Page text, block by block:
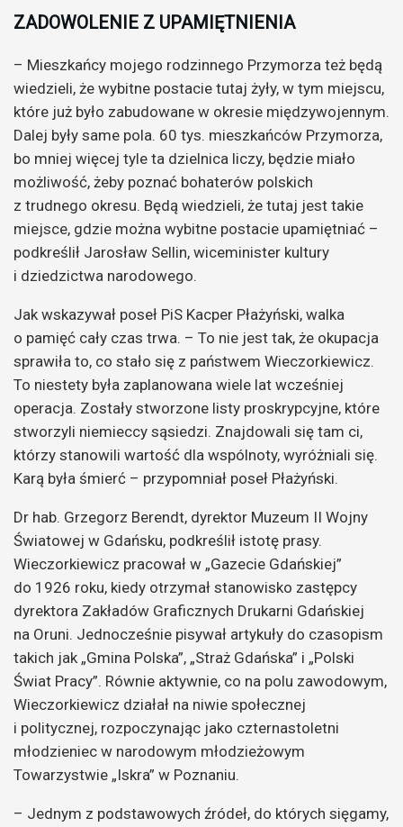
ZADOWOLENIE Z UPAMIĘTNIENIA
– Mieszkańcy mojego rodzinnego Przymorza też będą
wiedzieli, że wybitne postacie tutaj żyły, w tym miejscu,
które już było zabudowane w okresie międzywojennym.
Dalej były same pola. 60 tys. mieszkańców Przymorza,
bo mniej więcej tyle ta dzielnica liczy, będzie miało
możliwość, żeby poznać bohaterów polskich
z trudnego okresu. Będą wiedzieli, że tutaj jest takie
miejsce, gdzie można wybitne postacie upamiętniać –
podkreślił Jarosław Sellin, wiceminister kultury
i dziedzictwa narodowego.
Jak wskazywał poseł PiS Kacper Płażyński, walka
o pamięć cały czas trwa. – To nie jest tak, że okupacja
sprawiła to, co stało się z państwem Wieczorkiewicz.
To niestety była zaplanowana wiele lat wcześniej
operacja. Zostały stworzone listy proskrypcyjne, które
stworzyli niemieccy sąsiedzi. Znajdowali się tam ci,
którzy stanowili wartość dla wspólnoty, wyróżniali się.
Karą była śmierć – przypomniał poseł Płażyński.
Dr hab. Grzegorz Berendt, dyrektor Muzeum II Wojny
Światowej w Gdańsku, podkreślił istotę prasy.
Wieczorkiewicz pracował w „Gazecie Gdańskiej”
do 1926 roku, kiedy otrzymał stanowisko zastępcy
dyrektora Zakładów Graficznych Drukarni Gdańskiej
na Oruni. Jednocześnie pisywał artykuły do czasopism
takich jak „Gmina Polska”, „Straż Gdańska” i „Polski
Świat Pracy”. Równie aktywnie, co na polu zawodowym,
Wieczorkiewicz działał na niwie społecznej
i politycznej, rozpoczynając jako czternastoletni
młodzieniec w narodowym młodzieżowym
Towarzystwie „Iskra” w Poznaniu.
– Jednym z podstawowych źródeł, do których sięgamy,